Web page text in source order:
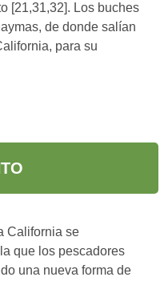
[21,31,32]. Los buches
de donde salían
para su
California se
que los pescadores
una nueva forma de